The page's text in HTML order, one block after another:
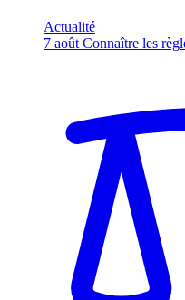
Actualité
7 août Connaître les